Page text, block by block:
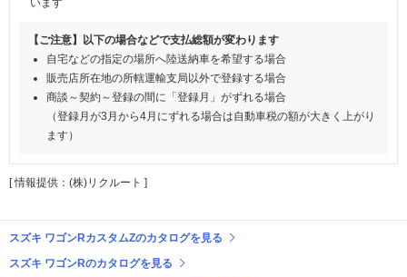
【ご注意】以下の場合などで支払総額が変わります
自宅などの指定の場所へ陸送納車を希望する場合
販売店所在地の所轄運輸支局以外で登録する場合
商談～契約～登録の間に「登録月」がずれる場合
（登録月が3月から4月にずれる場合は自動車税の額が大きく上がり
ます）
[ 情報提供：(株)リクルート ]
スズキ ワゴンRカスタムZのカタログを見る
スズキ ワゴンRのカタログを見る